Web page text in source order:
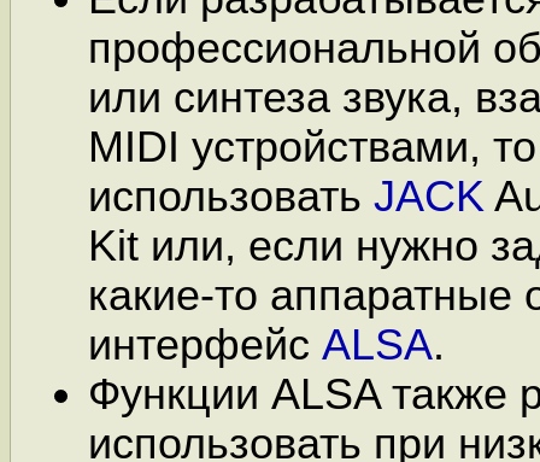
профессиональной
или синтеза звука,
MIDI устройствами,
использовать JACK
Kit или, если нужно
какие-то аппаратные
интерфейс ALSA.
Функции ALSA также
использовать при